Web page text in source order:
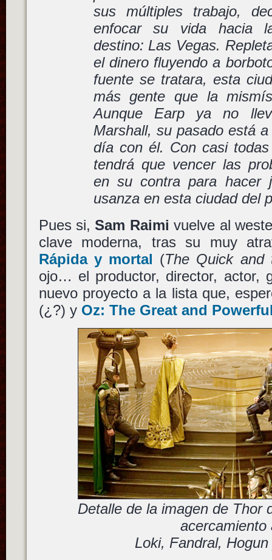
sus múltiples trabajo,
enfocar su vida hacia
destino: Las Vegas.
el dinero fluyendo a
fuente se tratara, esta
más gente que la
Aunque Earp ya no
Marshall, su pasado está
día con él. Con casi
tendrá que vencer las
en su contra para hacer
usanza en esta ciudad del
Pues si,Sam Raimi vuelve al
clave moderna, tras su muy
Rápida y mortal (The Quick and
ojo… el productor, director, actor,
nuevo proyecto a la lista que,
(¿?) y Oz: The Great and
Detalle de la imagen de Thor
acercamiento
Loki, Fandral,